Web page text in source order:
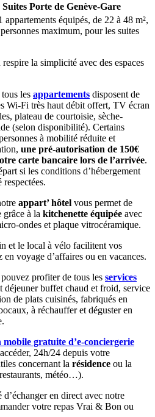
Porte de Genève-Gare
appartements équipés, de 22 à 48 m²,
maximum, pour les suites
la simplicité avec des espaces
les appartements disposent de
Wi-Fi très haut débit offert, TV écran
plateau de courtoisie, sèche-
(selon disponibilité). Certains
à mobilité réduite et
une pré-autorisation de 150€
carte bancaire lors de l’arrivée.
si les conditions d’hébergement
respectées.
appart’ hôtel vous permet de
grâce à la kitchenette équipée avec
ondes et plaque vitrocéramique.
et le local à vélo facilitent vos
voyage d’affaires ou en vacances.
profiter de tous les services
déjeuner buffet chaud et froid, service
de plats cuisinés, fabriqués en
à réchauffer et déguster en
mobile gratuite d’e-conciergerie
24h/24 depuis votre
concernant la résidence ou la
météo…).
en direct avec notre
votre repas Vrai & Bon ou